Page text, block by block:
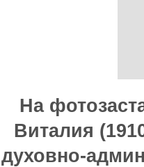
На
Виталия
духовно-